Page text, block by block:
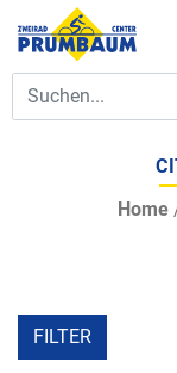
Home
FILTER